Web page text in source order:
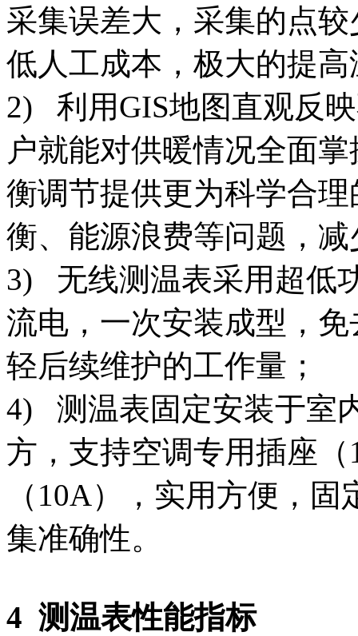
采集误差大，采集的点
低人工成本，极大的提
2) 利用GIS地图直观反
户就能对供暖情况全面
衡调节提供更为科学合
衡、能源浪费等问题，
3) 无线测温表采用超低
流电，一次安装成型，
轻后续维护的工作量；
4) 测温表固定安装于室
方，支持空调专用插座
（10A），实用方便，
集准确性。
4 测温表性能指标